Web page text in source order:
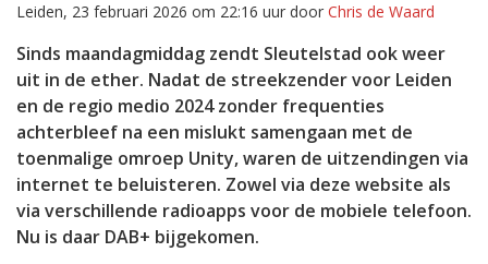
Leiden, 23 februari 2026 om 22:16 uur door Chris de Waard
Sinds maandagmiddag zendt Sleutelstad ook weer
uit in de ether. Nadat de streekzender voor Leiden
en de regio medio 2024 zonder frequenties
achterbleef na een mislukt samengaan met de
toenmalige omroep Unity, waren de uitzendingen via
internet te beluisteren. Zowel via deze website als
via verschillende radioapps voor de mobiele telefoon.
Nu is daar DAB+ bijgekomen.